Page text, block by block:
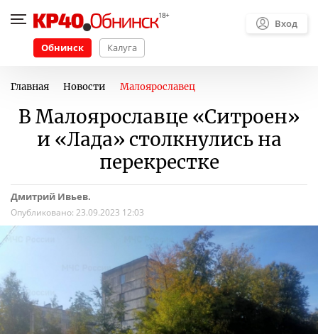
Обнинск Калуга
Вход
Главная Новости Малоярославец
В Малоярославце «Ситроен»
и «Лада» столкнулись на
перекрестке
Дмитрий Ивьев.
Опубликовано: 23.09.2023 12:03